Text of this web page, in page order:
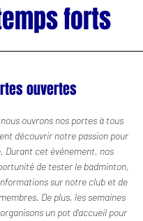
forts
ouvertes
ouvrons nos portes à tous
découvrir notre passion pour
Durant cet événement, nos
de tester le badminton,
sur notre club et de
De plus, les semaines
un pot d'accueil pour